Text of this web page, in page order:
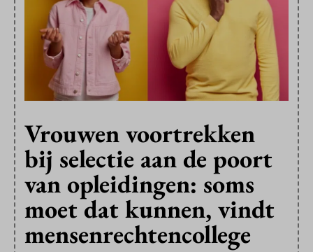
Vrouwen voortrekken
bij selectie aan de poort
van opleidingen: soms
moet dat kunnen, vindt
mensenrechtencollege